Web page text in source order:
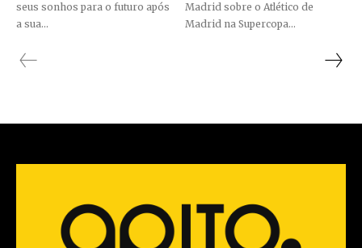
seus sonhos para o futuro após
a sua...
Madrid sobre o Atlético de
Madrid na Supercopa...